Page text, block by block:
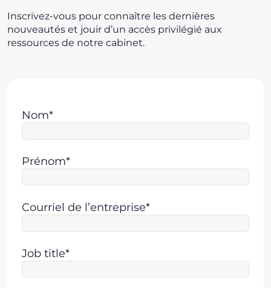
Inscrivez-vous pour connaître les dernières
nouveautés et jouir d’un accès privilégié aux
ressources de notre cabinet.
Nom*
Prénom*
Courriel de l’entreprise*
Job title*